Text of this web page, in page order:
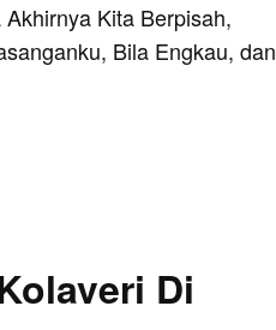
Kita Berpisah,
Bila Engkau, dan
Di